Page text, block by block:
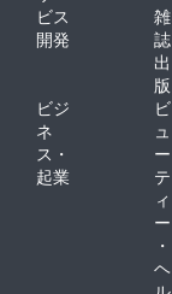
ビス
開発
雑
誌
出
版
ビジ
ネ
ス・
起業
ビ
ュ
ー
テ
ィ
ー
・
ヘ